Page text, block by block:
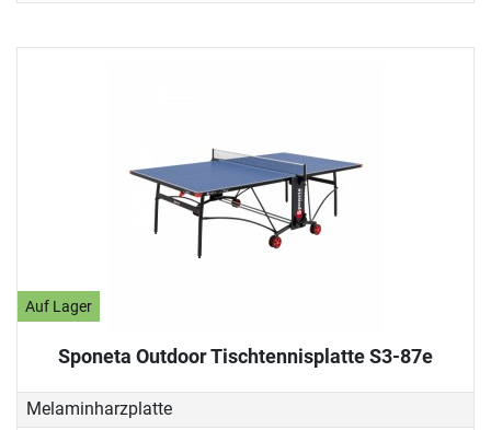
Auf Lager
Sponeta Outdoor Tischtennisplatte S3-87e
Melaminharzplatte